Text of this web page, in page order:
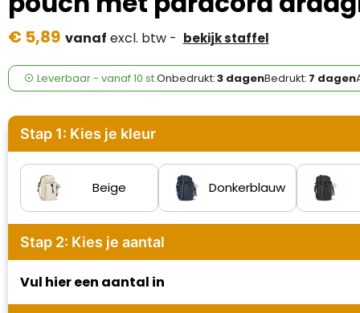
Fresh 'n Rebel
GolfOriginals
James Harvest
Kingcap
Mepal
Moleskine
MyKit
€ 5,89 vanaf excl. btw - bekijk staffel
Leverbaar- vanaf10 st.Onbedrukt:3 dagenBedrukt: 7 dagen
Stap 1: Kies je kleur
Beige Donkerblauw
Stap 2: Kies je aantal
Vul hier een aantal in